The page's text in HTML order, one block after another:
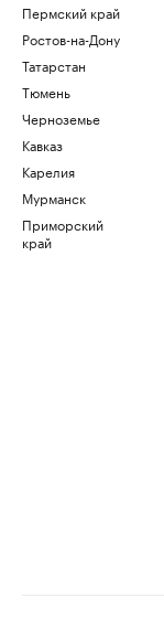
Пермский край
Ростов-на-Дону
Татарстан
Тюмень
Черноземье
Кавказ
Карелия
Мурманск
Приморский
край